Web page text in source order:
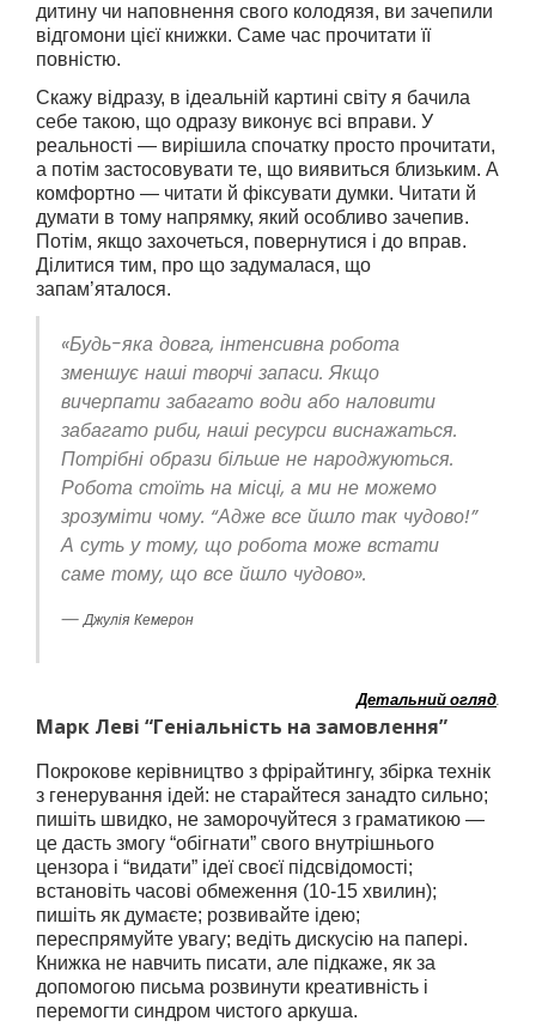
дитину чи наповнення свого колодязя, ви зачепили
відгомони цієї книжки. Саме час прочитати її
повністю.
Скажу відразу, в ідеальній картині світу я бачила
себе такою, що одразу виконує всі вправи. У
реальності — вирішила спочатку просто прочитати,
а потім застосовувати те, що виявиться близьким. А
комфортно — читати й фіксувати думки. Читати й
думати в тому напрямку, який особливо зачепив.
Потім, якщо захочеться, повернутися і до вправ.
Ділитися тим, про що задумалася, що
запам’яталося.
«Будь-яка довга, інтенсивна робота
зменшує наші творчі запаси. Якщо
вичерпати забагато води або наловити
забагато риби, наші ресурси виснажаться.
Потрібні образи більше не народжуються.
Робота стоїть на місці, а ми не можемо
зрозуміти чому. “Адже все йшло так чудово!”
А суть у тому, що робота може встати
саме тому, що все йшло чудово».
—Джулія Кемерон
Детальний огляд.
Марк Леві “Геніальність на замовлення”
Покрокове керівництво з фрірайтингу, збірка технік
з генерування ідей: не старайтеся занадто сильно;
пишіть швидко, не заморочуйтеся з граматикою —
це дасть змогу “обігнати” свого внутрішнього
цензора і “видати” ідеї своєї підсвідомості;
встановіть часові обмеження (10-15 хвилин);
пишіть як думаєте; розвивайте ідею;
переспрямуйте увагу; ведіть дискусію на папері.
Книжка не навчить писати, але підкаже, як за
допомогою письма розвинути креативність і
перемогти синдром чистого аркуша.